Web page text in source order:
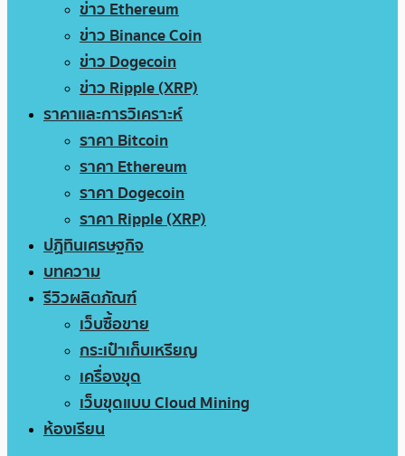
ข่าว Ethereum
ข่าว Binance Coin
ข่าว Dogecoin
ข่าว Ripple (XRP)
ราคาและการวิเคราะห์
ราคา Bitcoin
ราคา Ethereum
ราคา Dogecoin
ราคา Ripple (XRP)
ปฏิทินเศรษฐกิจ
บทความ
รีวิวผลิตภัณฑ์
เว็บซื้อขาย
กระเป๋าเก็บเหรียญ
เครื่องขุด
เว็บขุดแบบ Cloud Mining
ห้องเรียน